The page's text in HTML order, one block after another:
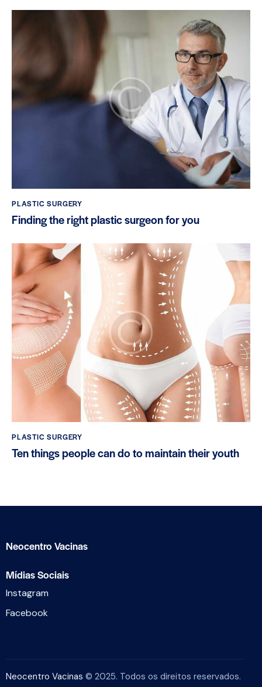
PLASTIC SURGERY
Finding the right plastic surgeon for you
PLASTIC SURGERY
Ten things people can do to maintain their youth
Neocentro Vacinas
Mídias Sociais
Instagram
Facebook
Neocentro Vacinas © 2025. Todos os direitos reservados.